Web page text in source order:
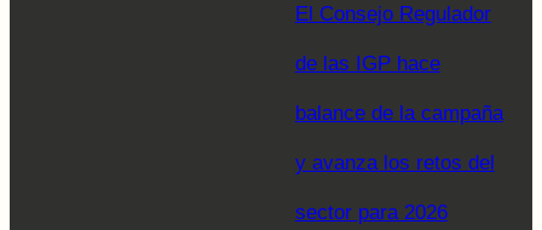
El Consejo Regulador
de las IGP hace
balance de la campaña
y avanza los retos del
sector para 2026